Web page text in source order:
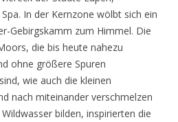
In der Kernzone wölbt sich ein
Gebirgskamm zum Himmel. Die
die bis heute nahezu
ohne größere Spuren
wie auch die kleinen
nach miteinander verschmelzen
bilden, inspirierten die